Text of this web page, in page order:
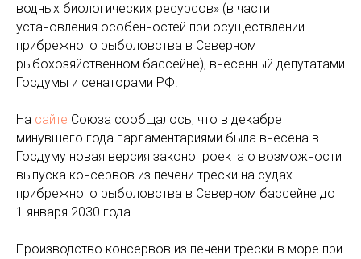
водных биологических ресурсов» (в части
установления особенностей при осуществлении
прибрежного рыболовства в Северном
рыбохозяйственном бассейне), внесенный депутатами
Госдумы и сенаторами РФ.
На сайте Союза сообщалось, что в декабре
минувшего года парламентариями была внесена в
Госдуму новая версия законопроекта о возможности
выпуска консервов из печени трески на судах
прибрежного рыболовства в Северном бассейне до
1 января 2030 года.
Производство консервов из печени трески в море при